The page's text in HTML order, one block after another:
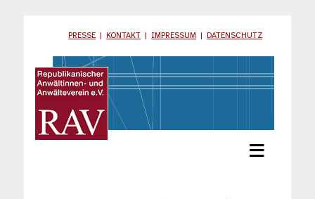
PRESSE KONTAKT |IMPRESSUM DATENSCHUTZ
≡